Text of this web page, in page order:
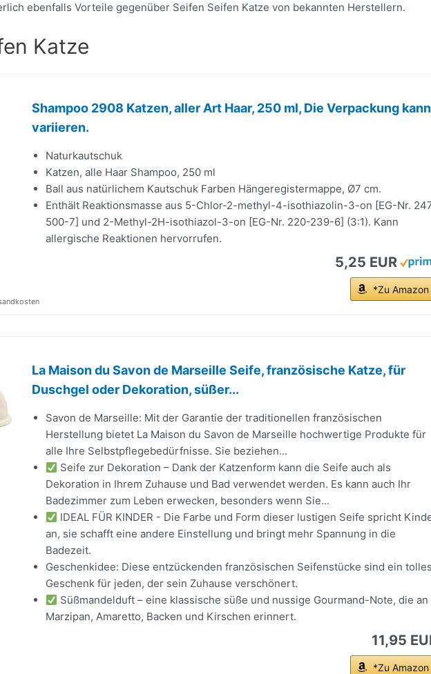
ebenfalls Vorteile gegenüber Seifen Seifen Katze von bekannten Herstellern.
Katze
Shampoo 2908 Katzen, aller Art Haar, 250 ml, Die Verpackung kann
variieren.
Naturkautschuk
Katzen, alle Haar Shampoo, 250 ml
Ball aus natürlichem Kautschuk Farben Hängeregistermappe, Ø7 cm.
Enthält Reaktionsmasse aus 5-Chlor-2-methyl-4-isothiazolin-3-on [EG-Nr.
500-7] und 2-Methyl-2H-isothiazol-3-on [EG-Nr. 220-239-6] (3:1). Kann
allergische Reaktionen hervorrufen.
5,25 EUR
*Zu Amazon
La Maison du Savon de Marseille Seife, französische Katze, für
Duschgel oder Dekoration, süßer...
Savon de Marseille: Mit der Garantie der traditionellen französischen
Herstellung bietet La Maison du Savon de Marseille hochwertige Produkte für
alle Ihre Selbstpflegebedürfnisse. Sie beziehen...
Seife zur Dekoration – Dank der Katzenform kann die Seife auch als
Dekoration in Ihrem Zuhause und Bad verwendet werden. Es kann auch Ihr
Badezimmer zum Leben erwecken, besonders wenn Sie...
IDEAL FÜR KINDER - Die Farbe und Form dieser lustigen Seife spricht
an, sie schafft eine andere Einstellung und bringt mehr Spannung in die
Badezeit.
Geschenkidee: Diese entzückenden französischen Seifenstücke sind ein
Geschenk für jeden, der sein Zuhause verschönert.
Süßmandelduft – eine klassische süße und nussige Gourmand-Note, die an
Marzipan, Amaretto, Backen und Kirschen erinnert.
11,95
*Zu Amazon